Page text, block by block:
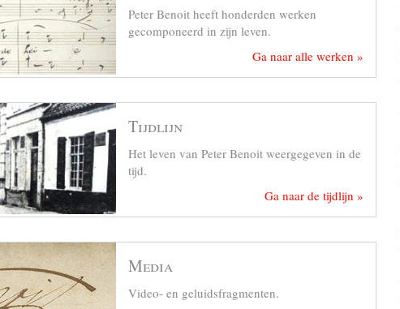
Peter Benoit heeft honderden werken
gecomponeerd in zijn leven.
Ga naar alle werken »
Tijdlijn
Het leven van Peter Benoit weergegeven in de
tijd.
Ga naar de tijdlijn »
Media
Video- en geluidsfragmenten.